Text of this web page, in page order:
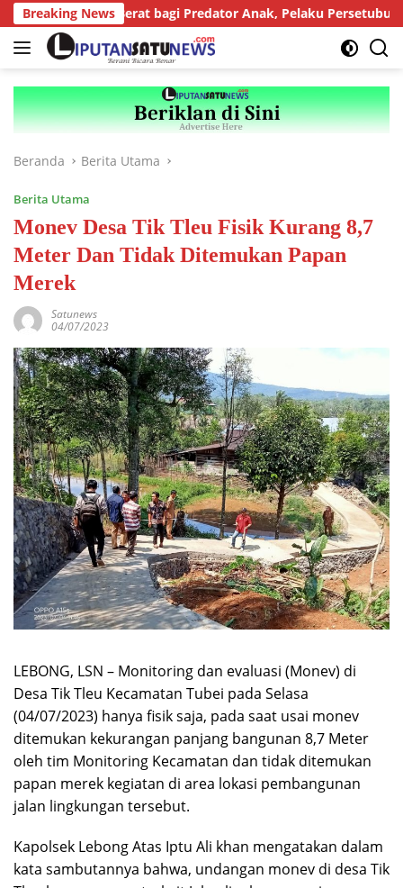
Langsung
ke
konten
Breaking News
Tuntutan Berat bagi Predator Anak, Pelaku Persetubuhan
Beranda Berita Utama
Berita Utama
Monev Desa Tik Tleu Fisik Kurang 8,7
Meter Dan Tidak Ditemukan Papan
Merek
Satunews
04/07/2023
LEBONG, LSN – Monitoring dan evaluasi (Monev) di
Desa Tik Tleu Kecamatan Tubei pada Selasa
(04/07/2023) hanya fisik saja, pada saat usai monev
ditemukan kekurangan panjang bangunan 8,7 Meter
oleh tim Monitoring Kecamatan dan tidak ditemukan
papan merek kegiatan di area lokasi pembangunan
jalan lingkungan tersebut.
Kapolsek Lebong Atas Iptu Ali khan mengatakan dalam
kata sambutannya bahwa, undangan monev di desa Tik